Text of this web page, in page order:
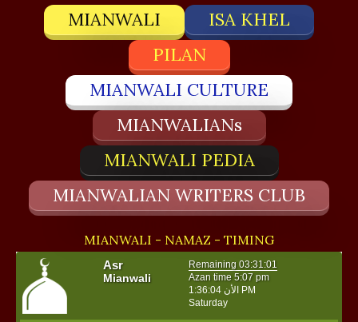
MIANWALI
ISA KHEL
PILAN
MIANWALI CULTURE
MIANWALIANs
MIANWALI PEDIA
MIANWALIAN WRITERS CLUB
MIANWALI - NAMAZ - TIMING